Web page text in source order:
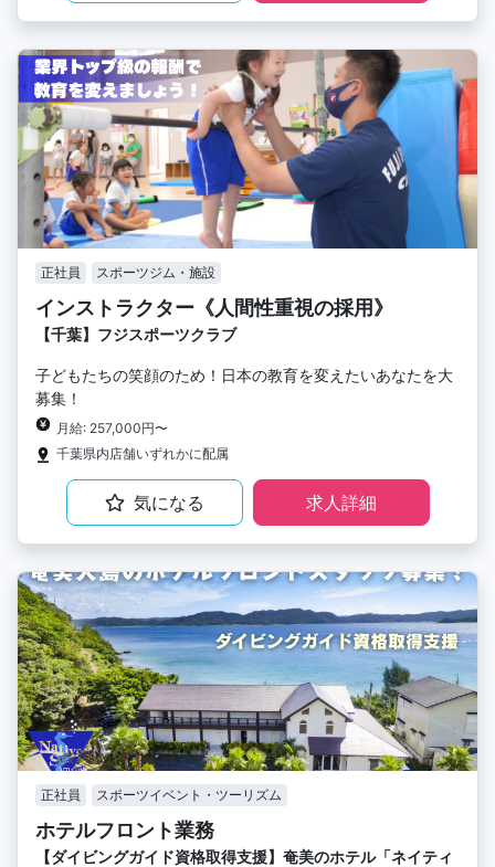
正社員 スポーツジム・施設
インストラクター《人間性重視の採用》
【千葉】フジスポーツクラブ
子どもたちの笑顔のため！日本の教育を変えたいあなたを大
募集！
月給: 257,000円〜
千葉県内店舗いずれかに配属
気になる 求人詳細
正社員 スポーツイベント・ツーリズム
ホテルフロント業務
【ダイビングガイド資格取得支援】奄美のホテル「ネイティ